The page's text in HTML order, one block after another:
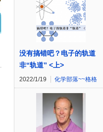
没有搞错吧？电子的轨道
非“轨道” <上>
2022/1/19 化学部落~~格格